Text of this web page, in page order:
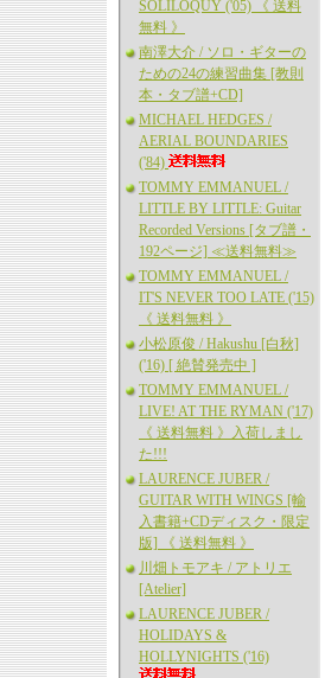
SOLILOQUY ('05) 《 送料
無料 》
南澤大介 / ソロ・ギターの
ための24の練習曲集 [教則
本・タブ譜+CD]
MICHAEL HEDGES /
AERIAL BOUNDARIES
('84)
TOMMY EMMANUEL /
LITTLE BY LITTLE: Guitar
Recorded Versions [タブ譜・
192ページ] ≪送料無料≫
TOMMY EMMANUEL /
IT'S NEVER TOO LATE ('15)
《 送料無料 》
小松原俊 / Hakushu [白秋]
('16) [ 絶賛発売中 ]
TOMMY EMMANUEL /
LIVE! AT THE RYMAN ('17)
《 送料無料 》入荷しまし
た!!!
LAURENCE JUBER /
GUITAR WITH WINGS [輸
入書籍+CDディスク・限定
版] 《 送料無料 》
川畑トモアキ / アトリエ
[Atelier]
LAURENCE JUBER /
HOLIDAYS &
HOLLYNIGHTS ('16)